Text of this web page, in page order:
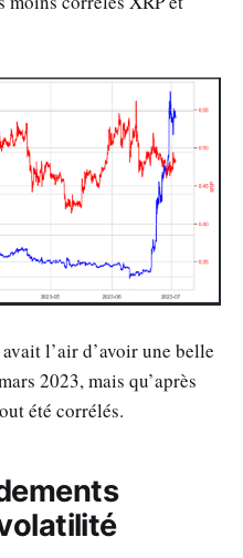
l’air d’avoir une belle
2023, mais qu’après
été corrélés.